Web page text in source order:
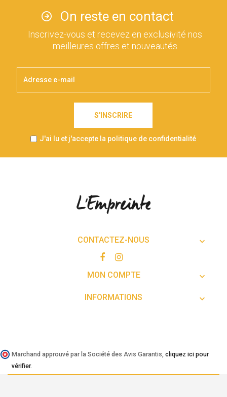
On reste en contact
Inscrivez-vous et recevez en exclusivité nos
meilleures offres et nouveautés
S'INSCRIRE
J'ai lu et j'accepte la politique de confidentialité
CONTACTEZ-NOUS 
MON COMPTE 
INFORMATIONS 
Marchand approuvé par la Société des Avis Garantis, cliquez ici pour
vérifier.